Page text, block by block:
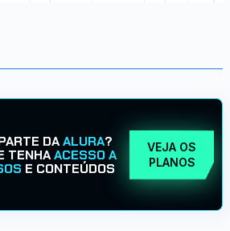
DAALURA?
TENHAACESSO A
E CONTEÚDOS
VEJA OS
PLANOS